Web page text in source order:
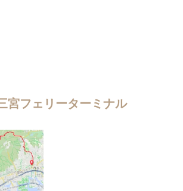
宮フェリーターミナル